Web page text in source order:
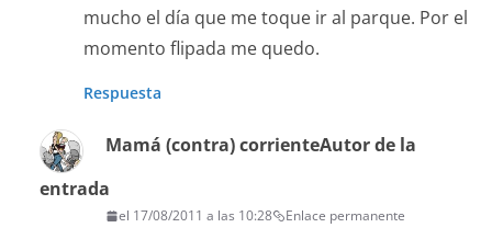
mucho el día que me toque ir al parque. Por el
momento flipada me quedo.
Respuesta
Mamá (contra) corrienteAutor de la
entrada
el 17/08/2011 a las 10:28 Enlace permanente